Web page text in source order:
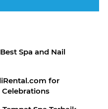
Spa and Nail
for